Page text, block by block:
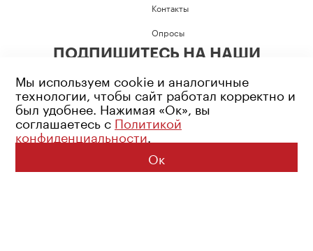
Контакты
Опросы
ПОДПИШИТЕСЬ НА НАШИ
Возрастное ограничение: 16+
Политика конфиденциальности
© 2026 Все права защищены
Мы используем cookie и аналогичные
технологии, чтобы сайт работал корректно и
был удобнее. Нажимая «Ок», вы
соглашаетесь с Политикой
конфиденциальности.
Ок